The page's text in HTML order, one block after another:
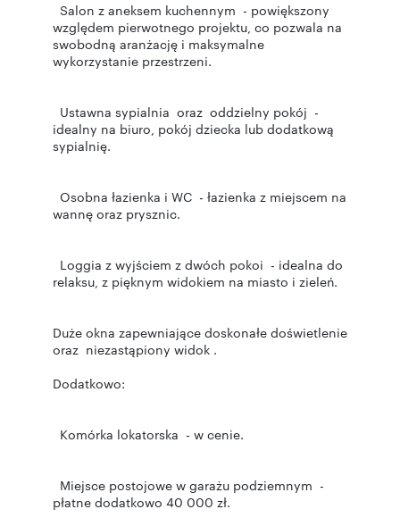
Salon z aneksem kuchennym - powiększony
względem pierwotnego projektu, co pozwala na
swobodną aranżację i maksymalne
wykorzystanie przestrzeni.
Ustawna sypialnia oraz oddzielny pokój -
idealny na biuro, pokój dziecka lub dodatkową
sypialnię.
Osobna łazienka i WC - łazienka z miejscem na
wannę oraz prysznic.
Loggia z wyjściem z dwóch pokoi - idealna do
relaksu, z pięknym widokiem na miasto i zieleń.
Duże okna zapewniające doskonałe doświetlenie
oraz niezastąpiony widok .
Dodatkowo:
Komórka lokatorska - w cenie.
Miejsce postojowe w garażu podziemnym -
płatne dodatkowo 40 000 zł.